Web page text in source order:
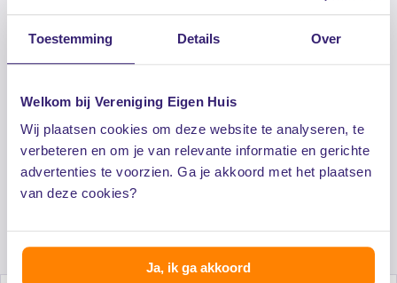
Toestemming Details Over
Welkom bij Vereniging Eigen Huis
Wij plaatsen cookies om deze website te analyseren, te
verbeteren en om je van relevante informatie en gerichte
advertenties te voorzien. Ga je akkoord met het plaatsen
van deze cookies?
Ja, ik ga akkoord
Toegang tot extra informatie zoals
Lagere woonlasten door collectieve inkoop
Exclusieve dienstverlening voor een aantrekkelijk